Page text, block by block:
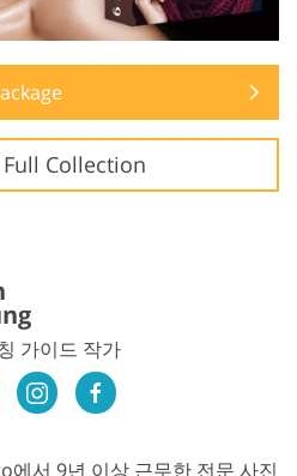
Collection
가이드 작가
서 9년 이상 근무한 전문 사진